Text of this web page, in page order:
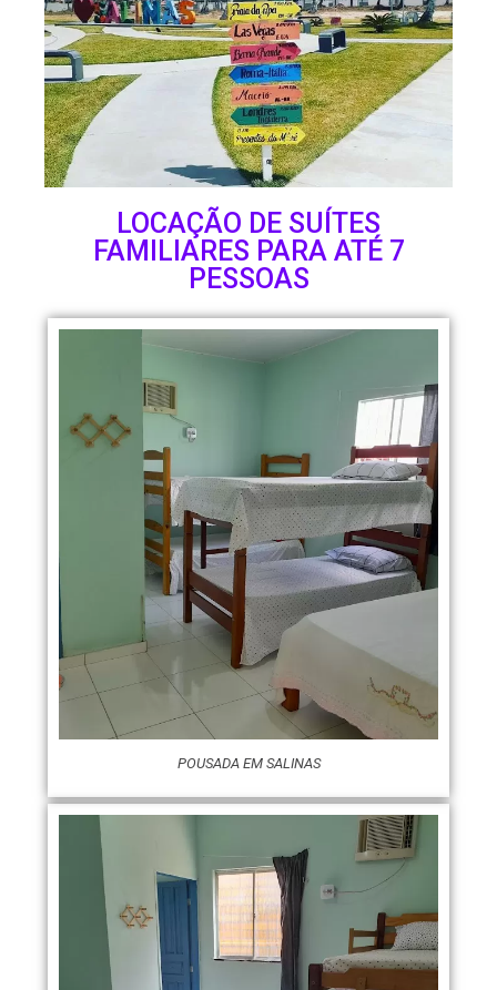
LOCAÇÃO DE SUÍTES
FAMILIARES PARA ATÉ 7
PESSOAS
POUSADA EM SALINAS